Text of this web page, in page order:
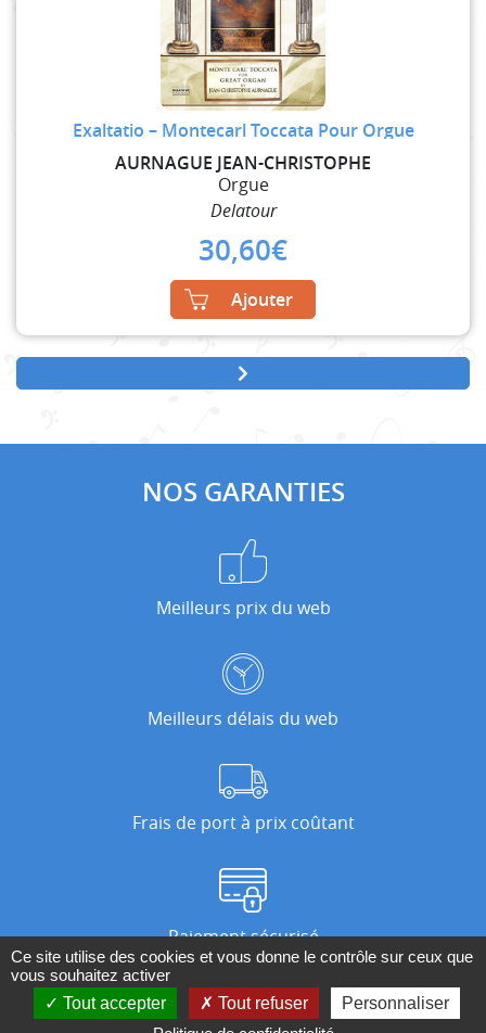
Exaltatio – Montecarl Toccata Pour Orgue
AURNAGUE JEAN-CHRISTOPHE
Orgue
Delatour
30,60€
Ajouter
NOS GARANTIES
Meilleurs prix du web
Meilleurs délais du web
Frais de port à prix coûtant
Paiement sécurisé
Nos magasins
Ce site utilise des cookies et vous donne le contrôle sur ceux que
vous souhaitez activer
Tout accepter
Tout refuser
Personnaliser